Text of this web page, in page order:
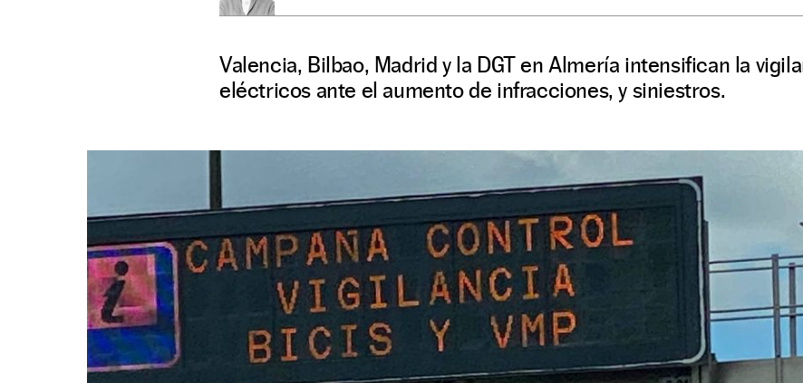
Valencia, Bilbao, Madrid y la DGT en Almería intensifican la
eléctricos ante el aumento de infracciones, y siniestros.